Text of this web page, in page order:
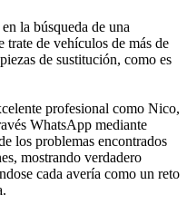
la búsqueda de una
trate de vehículos de más de
de sustitución, como es
profesional como Nico,
WhatsApp mediante
los problemas encontrados
mostrando verdadero
cada avería como un reto